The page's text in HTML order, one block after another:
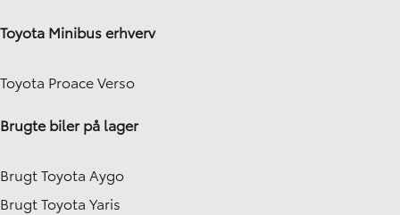
Toyota Minibus erhverv
Toyota Proace Verso
Brugte biler på lager
Brugt Toyota Aygo
Brugt Toyota Yaris